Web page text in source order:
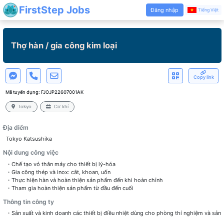
FirstStep Jobs Đăng nhập Tiếng Việt
Thợ hàn / gia công kim loại
Copy link
Mã tuyển dụng: FJOJP22607001AK
Tokyo Cơ khí
Địa điểm
Tokyo Katsushika
Nội dung công việc
・Chế tạo vỏ thân máy cho thiết bị lý-hóa
・Gia công thép và inox: cắt, khoan, uốn
・Thực hiện hàn và hoàn thiện sản phẩm đến khi hoàn chỉnh
・Tham gia hoàn thiện sản phẩm từ đầu đến cuối
Thông tin công ty
・Sản xuất và kinh doanh các thiết bị điều nhiệt dùng cho phòng thí nghiệm và sản